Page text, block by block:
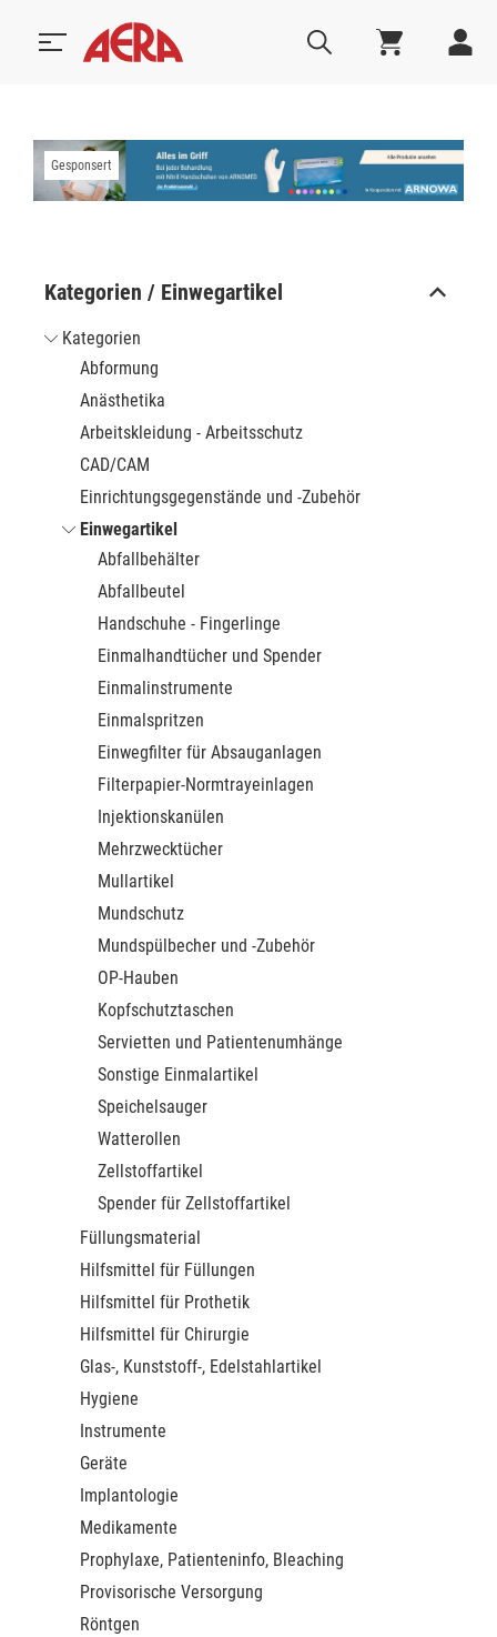
Gesponsert
Kategorien / Einwegartikel
Kategorien
Abformung
Anästhetika
Arbeitskleidung - Arbeitsschutz
CAD/CAM
Einrichtungsgegenstände und -Zubehör
Einwegartikel
Abfallbehälter
Abfallbeutel
Handschuhe - Fingerlinge
Einmalhandtücher und Spender
Einmalinstrumente
Einmalspritzen
Einwegfilter für Absauganlagen
Filterpapier-Normtrayeinlagen
Injektionskanülen
Mehrzwecktücher
Mullartikel
Mundschutz
Mundspülbecher und -Zubehör
OP-Hauben
Kopfschutztaschen
Servietten und Patientenumhänge
Sonstige Einmalartikel
Speichelsauger
Watterollen
Zellstoffartikel
Spender für Zellstoffartikel
Füllungsmaterial
Hilfsmittel für Füllungen
Hilfsmittel für Prothetik
Hilfsmittel für Chirurgie
Glas-, Kunststoff-, Edelstahlartikel
Hygiene
Instrumente
Geräte
Implantologie
Medikamente
Prophylaxe, Patienteninfo, Bleaching
Provisorische Versorgung
Röntgen